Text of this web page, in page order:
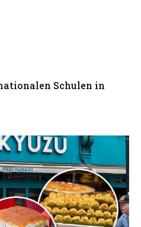
Schulen in